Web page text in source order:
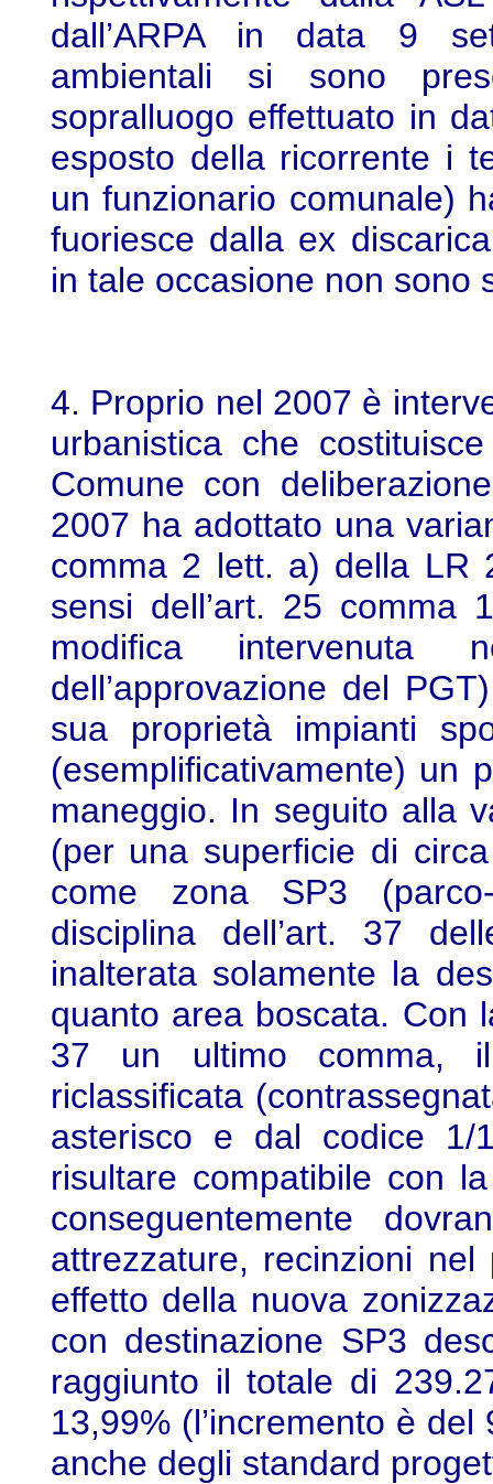
dall’ARPA in data 9
ambientali si sono
sopralluogo effettuato in
esposto della ricorrente i
un funzionario comunale)
fuoriesce dalla ex
in tale occasione non sono
4. Proprio nel 2007 è
urbanistica che
Comune con
2007 ha adottato una
comma 2 lett. a) della LR
sensi dell’art. 25 comma
modifica intervenuta
dell’approvazione del
sua proprietà impianti
(esemplificativamente) un
maneggio. In seguito alla
(per una superficie di
come zona SP3
disciplina dell’art. 37
inalterata solamente la
quanto area boscata. Con
37 un ultimo comma,
riclassificata
asterisco e dal codice 1/
risultare compatibile con
conseguentemente
attrezzature, recinzioni nel
effetto della nuova
con destinazione SP3
raggiunto il totale di
13,99% (l’incremento è
anche degli standard